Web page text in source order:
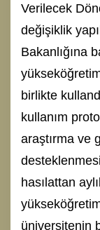
Verilecek
değişiklik
Bakanlığına
birlikte
kullanım
araştırma ve
hasılattan
üniversitenin